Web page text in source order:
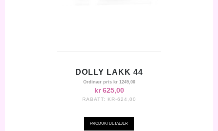
DOLLY LAKK 44
Ordinær pris kr 1249,00
kr 625,00
RABATT: KR-624,00
PRODUKTDETALJER